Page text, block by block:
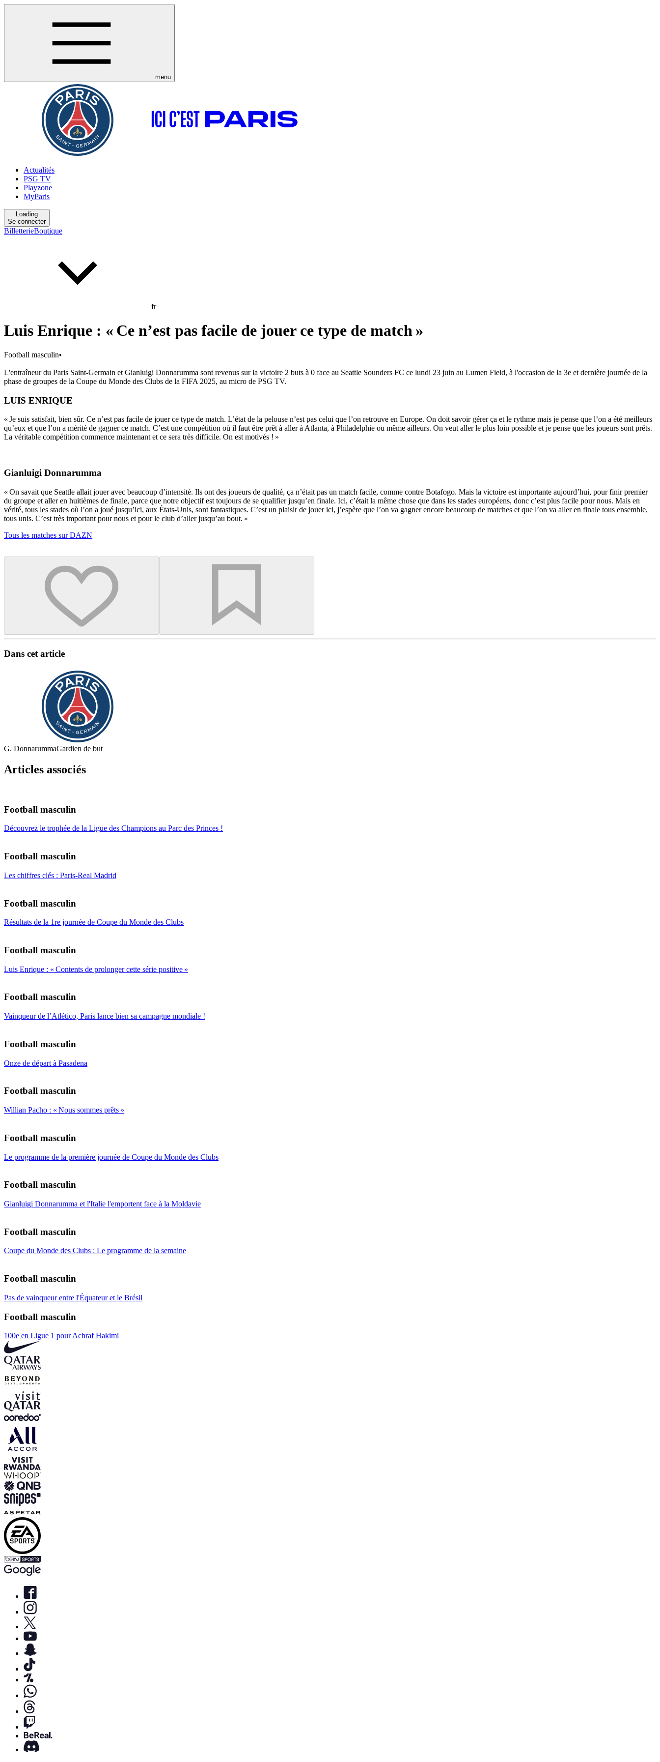
menu
Actualités
PSG TV
Playzone
MyParis
Loading
Se connecter
BilletterieBoutique
fr
Luis Enrique : « Ce n’est pas facile de jouer ce type de match »
Football masculin•
L'entraîneur du Paris Saint-Germain et Gianluigi Donnarumma sont revenus sur la victoire 2 buts à 0 face au Seattle Sounders FC ce lundi 23 juin au Lumen Field, à l'occasion de la 3e et dernière journée de la
phase de groupes de la Coupe du Monde des Clubs de la FIFA 2025, au micro de PSG TV.
LUIS ENRIQUE
« Je suis satisfait, bien sûr. Ce n’est pas facile de jouer ce type de match. L’état de la pelouse n’est pas celui que l’on retrouve en Europe. On doit savoir gérer ça et le rythme mais je pense que l’on a été meilleurs
qu’eux et que l’on a mérité de gagner ce match. C’est une compétition où il faut être prêt à aller à Atlanta, à Philadelphie ou même ailleurs. On veut aller le plus loin possible et je pense que les joueurs sont prêts.
La véritable compétition commence maintenant et ce sera très difficile. On est motivés ! »
Gianluigi Donnarumma
« On savait que Seattle allait jouer avec beaucoup d’intensité. Ils ont des joueurs de qualité, ça n’était pas un match facile, comme contre Botafogo. Mais la victoire est importante aujourd’hui, pour finir premier
du groupe et aller en huitièmes de finale, parce que notre objectif est toujours de se qualifier jusqu’en finale. Ici, c’était la même chose que dans les stades européens, donc c’est plus facile pour nous. Mais en
vérité, tous les stades où l’on a joué jusqu’ici, aux États-Unis, sont fantastiques. C’est un plaisir de jouer ici, j’espère que l’on va gagner encore beaucoup de matches et que l’on va aller en finale tous ensemble,
tous unis. C’est très important pour nous et pour le club d’aller jusqu’au bout. »
Tous les matches sur DAZN
Dans cet article
G. DonnarummaGardien de but
Articles associés
Football masculin
Découvrez le trophée de la Ligue des Champions au Parc des Princes !
Football masculin
Les chiffres clés : Paris-Real Madrid
Football masculin
Résultats de la 1re journée de Coupe du Monde des Clubs
Football masculin
Luis Enrique : « Contents de prolonger cette série positive »
Football masculin
Vainqueur de l’Atlético, Paris lance bien sa campagne mondiale !
Football masculin
Onze de départ à Pasadena
Football masculin
Willian Pacho : « Nous sommes prêts »
Football masculin
Le programme de la première journée de Coupe du Monde des Clubs
Football masculin
Gianluigi Donnarumma et l'Italie l'emportent face à la Moldavie
Football masculin
Coupe du Monde des Clubs : Le programme de la semaine
Football masculin
Pas de vainqueur entre l'Équateur et le Brésil
Football masculin
100e en Ligue 1 pour Achraf Hakimi